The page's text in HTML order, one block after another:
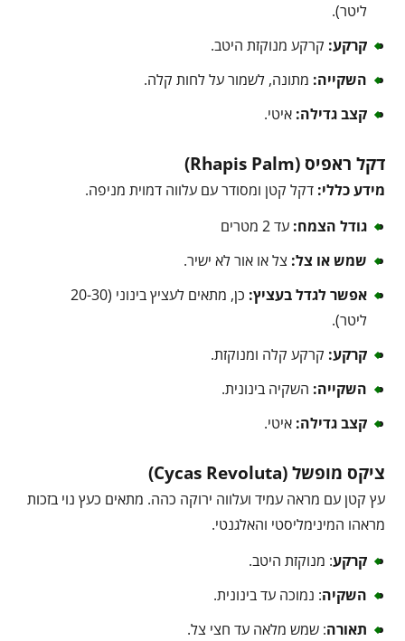
ליטר).
קרקע: קרקע מנוקזת היטב.
השקייה: מתונה, לשמור על לחות קלה.
קצב גדילה: איטי.
דקל ראפיס (Rhapis Palm)
מידע כללי: דקל קטן ומסודר עם עלווה דמוית מניפה.
גודל הצמח: עד 2 מטרים
שמש או צל: צל או אור לא ישיר.
אפשר לגדל בעציץ:
כן, מתאים לעציץ בינוני (20-30
ליטר).
קרקע: קרקע קלה ומנוקזת.
השקייה: השקיה בינונית.
קצב גדילה: איטי.
ציקס מופשל (Cycas Revoluta)
עץ קטן עם מראה עמיד ועלווה ירוקה כהה. מתאים כעץ נוי בזכות
מראהו המינימליסטי והאלגנטי.
קרקע: מנוקזת היטב.
השקיה: נמוכה עד בינונית.
תאורה: שמש מלאה עד חצי צל.